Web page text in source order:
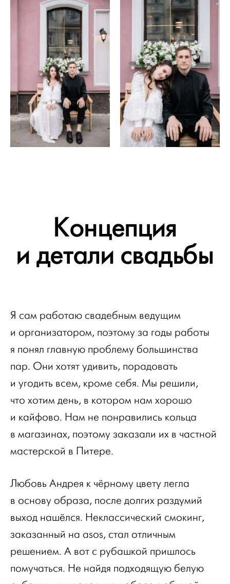
Концепция
и детали свадьбы
Я сам работаю свадебным ведущим
и организатором, поэтому за годы работы
я понял главную проблему большинства
пар. Они хотят удивить, порадовать
и угодить всем, кроме себя. Мы решили,
что хотим день, в котором нам хорошо
и кайфово. Нам не понравились кольца
в магазинах, поэтому заказали их в частной
мастерской в Питере.
Любовь Андрея к чёрному цвету легла
в основу образа, после долгих раздумий
выход нашёлся. Неклассический смокинг,
заказанный на asos, стал отличным
решением. А вот с рубашкой пришлось
помучаться. Не найдя подходящую белую